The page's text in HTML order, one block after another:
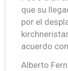
que su
por el
acuerdo
Alberto